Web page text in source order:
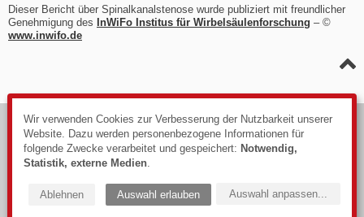
Dieser Bericht über Spinalkanalstenose wurde publiziert mit freundlicher
Genehmigung des InWiFo Institus für Wirbelsäulenforschung – ©
www.inwifo.de
© 2026
Impressum
Datenschutzerklärung
Wir verwenden Cookies zur Verbesserung der Nutzbarkeit unserer
Website. Dazu werden personenbezogene Informationen für
folgende Zwecke verarbeitet und gespeichert: Notwendig,
Statistik, externe Medien.
Ablehnen Auswahl erlauben Auswahl anpassen...